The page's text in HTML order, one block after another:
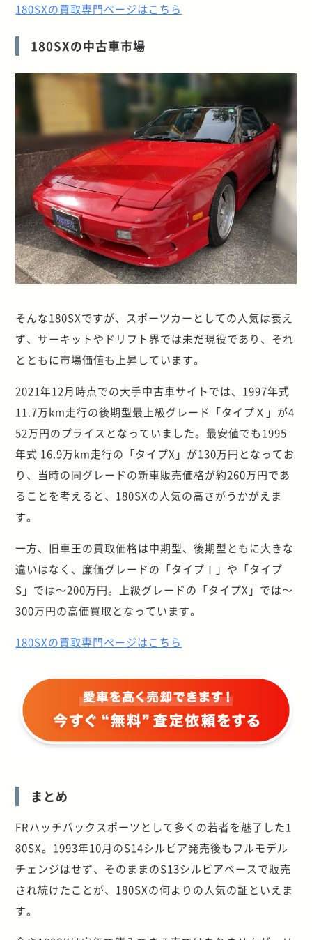
180SXの買取専門ページはこちら
180SXの中古車市場
そんな180SXですが、スポーツカーとしての人気は衰え
ず、サーキットやドリフト界では未だ現役であり、それ
とともに市場価値も上昇しています。
2021年12月時点での大手中古車サイトでは、1997年式
11.7万km走行の後期型最上級グレード「タイプＸ」が4
52万円のプライスとなっていました。最安値でも1995
年式 16.9万km走行の「タイプX」が130万円となってお
り、当時の同グレードの新車販売価格が約260万円であ
ることを考えると、180SXの人気の高さがうかがえま
す。
一方、旧車王の買取価格は中期型、後期型ともに大きな
違いはなく、廉価グレードの「タイプⅠ」や「タイプ
S」では～200万円。上級グレードの「タイプX」では～
300万円の高価買取となっています。
180SXの買取専門ページはこちら
まとめ
FRハッチバックスポーツとして多くの若者を魅了した1
80SX。1993年10月のS14シルビア発売後もフルモデル
チェンジはせず、そのままのS13シルビアベースで販売
され続けたことが、180SXの何よりの人気の証といえま
す。